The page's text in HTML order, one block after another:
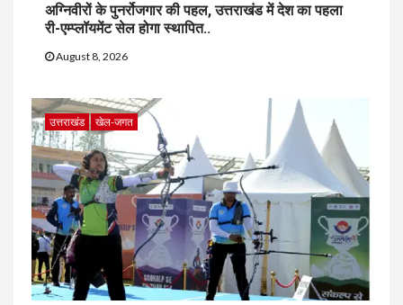
अग्निवीरों के पुनर्रोजगार की पहल, उत्तराखंड में देश का पहला
री-एम्प्लॉयमेंट सेल होगा स्थापित..
August 8, 2026
उत्तराखंड खेल-जगत